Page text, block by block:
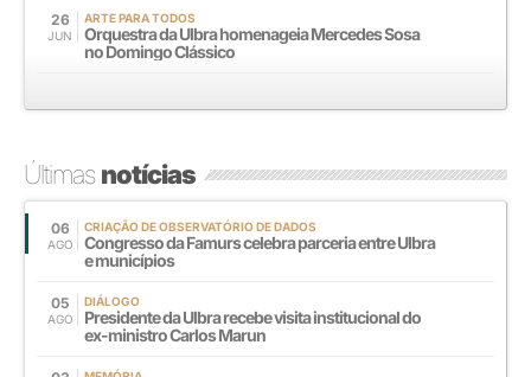
26
JUN
ARTE PARA TODOS
Orquestra da Ulbra homenageia Mercedes Sosa
no Domingo Clássico
Últimasnotícias
06
AGO
CRIAÇÃO DE OBSERVATÓRIO DE DADOS
Congresso da Famurs celebra parceria entre Ulbra
e municípios
05
AGO
DIÁLOGO
Presidente da Ulbra recebe visita institucional do
ex-ministro Carlos Marun